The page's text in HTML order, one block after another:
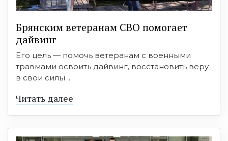
Брянским ветеранам СВО помогает
дайвинг
Его цель — помочь ветеранам с военными
травмами освоить дайвинг, восстановить веру
в свои силы ...
Читать далее